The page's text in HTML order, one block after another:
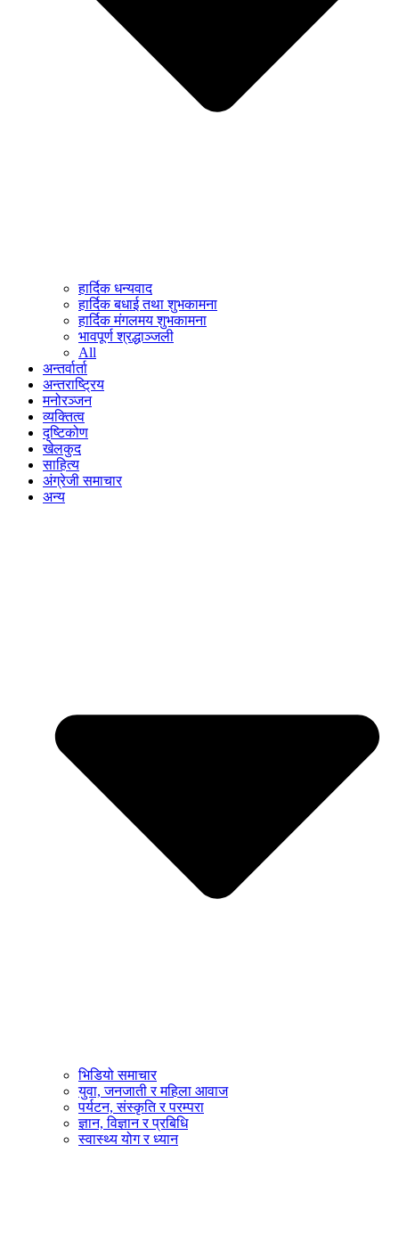
हार्दिक धन्यवाद
हार्दिक बधाई तथा शुभकामना
हार्दिक मंगलमय शुभकामना
भावपूर्ण श्रद्धाञ्जली
All
अन्तर्वार्ता
अन्तराष्ट्रिय
मनोरञ्जन
व्यक्तित्व
दृष्टिकोण
खेलकुद
साहित्य
अंग्रेजी समाचार
अन्य
भिडियो समाचार
युवा, जनजाती र महिला आवाज
पर्यटन, संस्कृति र परम्परा
ज्ञान, विज्ञान र प्रबिधि
स्वास्थ्य योग र ध्यान